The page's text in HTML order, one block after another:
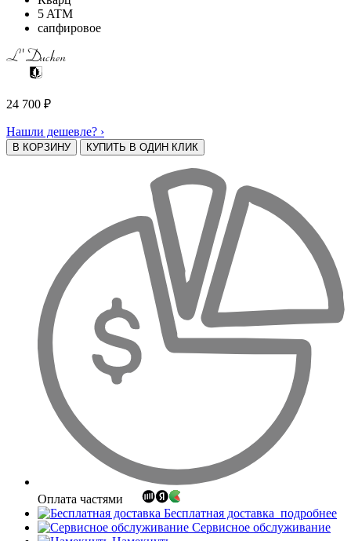
5 ATM
сапфировое
24 700 ₽
Нашли дешевле? ›
В КОРЗИНУ КУПИТЬ В ОДИН КЛИК
Оплата частями
Бесплатная доставка подробнее
Сервисное обслуживание